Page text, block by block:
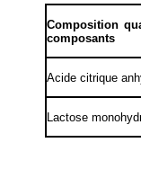
Composition
composants
Acide citrique
Lactose